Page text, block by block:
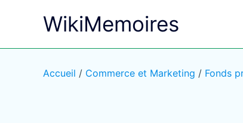
WikiMemoires
Accueil / Commerce et Marketing / Fonds